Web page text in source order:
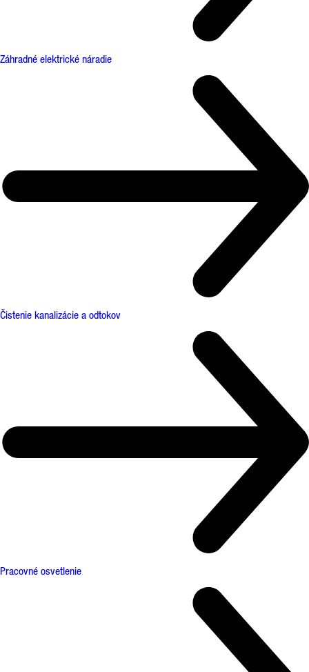
Záhradné elektrické náradie
Čistenie kanalizácie a odtokov
Pracovné osvetlenie